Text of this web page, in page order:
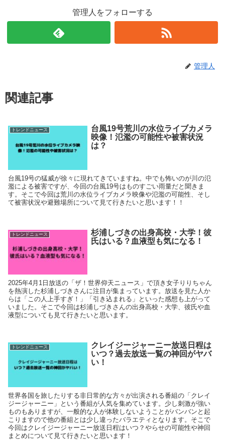
管理人をフォローする
管理人
関連記事
トレンドニュース
台風19号荒川の水位ライブカメラ
映像！氾濫の可能性や被害状況
は？
台風19号の猛威が徐々に現れてきていますね。中でも怖いのが川の氾
濫による被害ですが、今回の台風19号はものすごい雨量だと聞きま
す。そこで今回は荒川の水位ライブカメラ映像や氾濫の可能性、そし
て被害状況や避難場所について見て行きたいと思います！！
トレンドニュース
杉浦しづきの出身高校・大学！彼
氏はいる？血液型も気になる！
2025年4月1日放送の「ザ！世界仰天ニュース」で頂き女子りりちゃん
を熱演した杉浦しづきさんに注目が集まっています。放送を見た人か
らは「この人上手すぎ！」「引き込まれる」といった感想も上がって
いました。そこで今回は杉浦しづきさんの出身高校・大学、彼氏や血
液型についても見て行きたいと思います。
トレンドニュース
クレイジージャーニー放送日程は
いつ？過去放送一覧の神回がヤバ
い！
世界各国を旅したりする非日常的な方々が出演される番組の「クレイ
ジージャーニー」という番組が人気を集めています。少し刺激が強い
ものもありますが、一般的な人が体験しないようことがバンバンと起
こりますので他の番組とは少し違ったバラエティとなります。そこで
今回はクレイジージャーニー放送日程はいつ？やらせの可能性や神回
まとめについて見て行きたいと思います！